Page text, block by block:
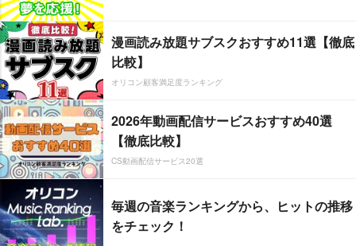
漫画読み放題サブスクおすすめ11選【徹底
比較】
オリコン顧客満足度ランキング
2026年動画配信サービスおすすめ40選
【徹底比較】
CS動画配信サービス20選
毎週の音楽ランキングから、ヒットの推移
をチェック！